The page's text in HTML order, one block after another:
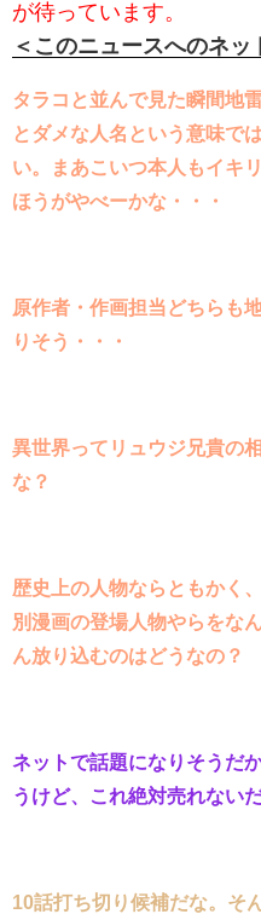
が待っています。
＜このニュースへのネッ
タラコと並んで見た瞬間地
とダメな人名という意味で
い。まあこいつ本人もイキ
ほうがやべーかな・・・
原作者・作画担当どちらも
りそう・・・
異世界ってリュウジ兄貴の
な？
歴史上の人物ならともかく
別漫画の登場人物やらをな
ん放り込むのはどうなの？
ネットで話題になりそうだ
うけど、これ絶対売れない
10話打ち切り候補だな。そ